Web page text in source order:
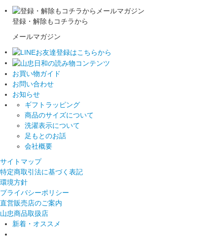
登録・解除もコチラから
メールマガジン
お買い物ガイド
お問い合わせ
お知らせ
ギフトラッピング
商品のサイズについて
洗濯表示について
足もとのお話
会社概要
サイトマップ
特定商取引法に基づく表記
環境方針
プライバシーポリシー
直営販売店のご案内
山忠商品取扱店
新着・オススメ